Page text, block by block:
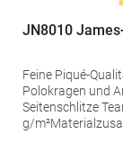
JN8010
Feine Piqué-Qualität
Polokragen und Armbündchen
Seitenschlitze Tear off!® - LabelGrammatur: 180
g/
GmbH Vor dem